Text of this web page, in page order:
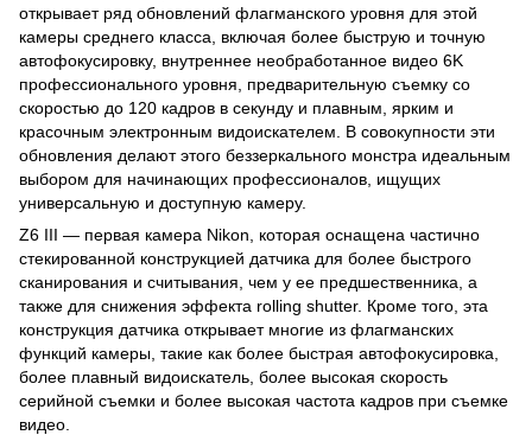
открывает ряд обновлений флагманского уровня для этой
камеры среднего класса, включая более быструю и точную
автофокусировку, внутреннее необработанное видео 6K
профессионального уровня, предварительную съемку со
скоростью до 120 кадров в секунду и плавным, ярким и
красочным электронным видоискателем. В совокупности эти
обновления делают этого беззеркального монстра идеальным
выбором для начинающих профессионалов, ищущих
универсальную и доступную камеру.
Z6 III — первая камера Nikon, которая оснащена частично
стекированной конструкцией датчика для более быстрого
сканирования и считывания, чем у ее предшественника, а
также для снижения эффекта rolling shutter. Кроме того, эта
конструкция датчика открывает многие из флагманских
функций камеры, такие как более быстрая автофокусировка,
более плавный видоискатель, более высокая скорость
серийной съемки и более высокая частота кадров при съемке
видео.